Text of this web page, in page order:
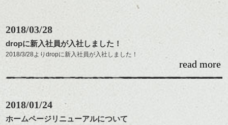
2018/03/28
dropに新入社員が入社しました！
2018/3/28よりdropに新入社員が入社しました！
read more
2018/01/24
ホームページリニューアルについて